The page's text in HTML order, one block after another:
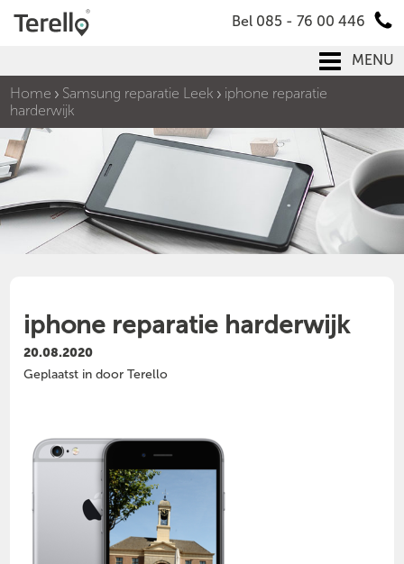
Bel 085 - 76 00 446
MENU
Home
Samsung reparatie Leek
iphone reparatie
harderwijk
iphone reparatie harderwijk
20.08.2020
Geplaatst in door Terello